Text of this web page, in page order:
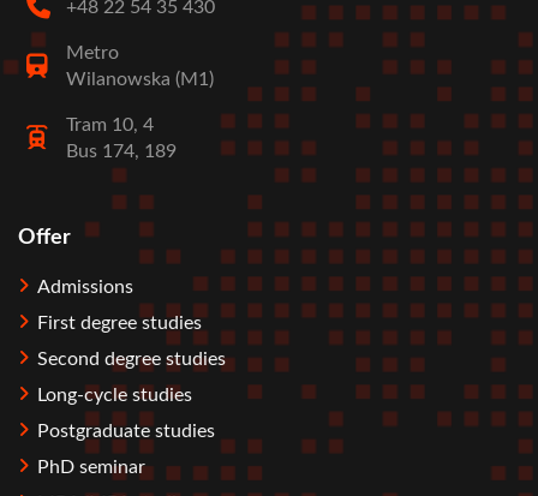
+48 22 54 35 430
Metro
Wilanowska (M1)
Tram 10, 4
Bus 174, 189
Stopka
Offer
Admissions
First degree studies
Second degree studies
Long-cycle studies
Postgraduate studies
PhD seminar